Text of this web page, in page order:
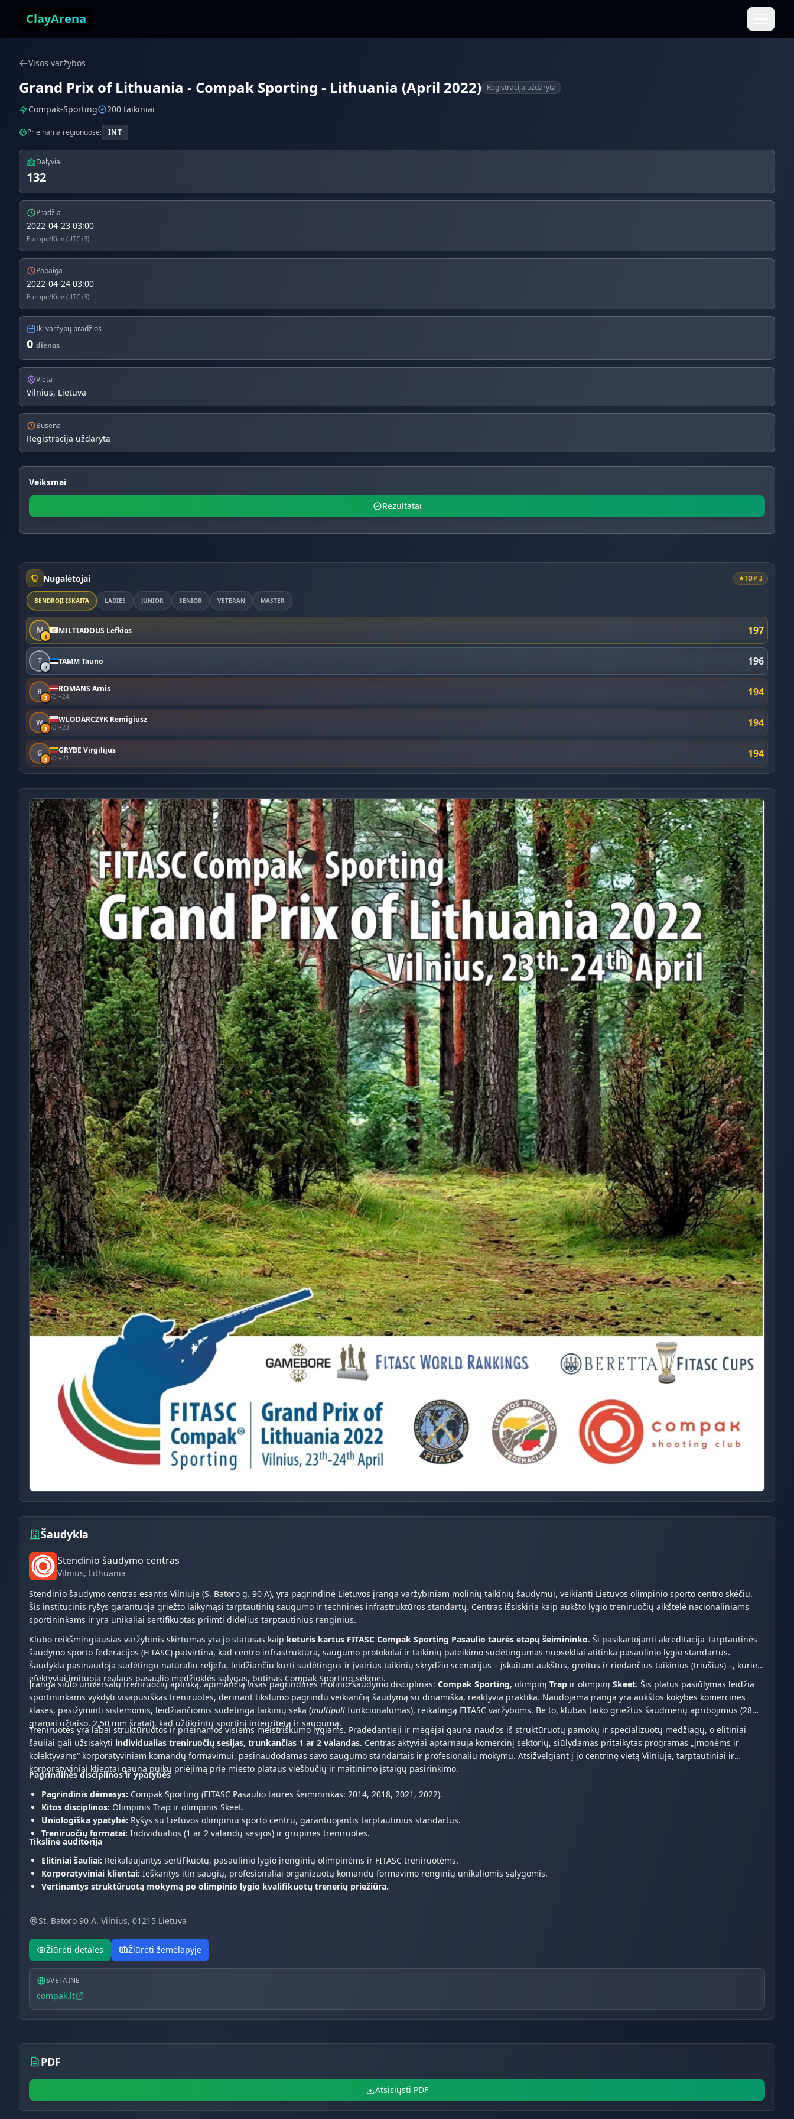
ClayArena
Visos varžybos
Grand Prix of Lithuania - Compak Sporting - Lithuania (April 2022) Registracija uždaryta
Compak-Sporting 200 taikiniai
Prieinama regionuose: INT
Dalyviai
132
Pradžia
2022-04-23 03:00
Europe/Kiev (UTC+3)
Pabaiga
2022-04-24 03:00
Europe/Kiev (UTC+3)
Iki varžybų pradžios
0 dienos
Vieta
Vilnius, Lietuva
Būsena
Registracija uždaryta
Veiksmai
Rezultatai
Nugalėtojai TOP 3
BENDROJI ĮSKAITA LADIES JUNIOR SENIOR VETERAN MASTER
M
1
MILTIADOUS Lefkios 197
T
2
TAMM Tauno 196
R
3
ROMANS Arnis
SO +24 194
W
3
WLODARCZYK Remigiusz
SO +23 194
G
3
GRYBE Virgilijus
SO +21 194
Šaudykla
Stendinio šaudymo centras
Vilnius, Lithuania
Stendinio šaudymo centras esantis Vilniuje (S. Batoro g. 90 A), yra pagrindinė Lietuvos įranga varžybiniam molinių taikinių šaudymui, veikianti Lietuvos olimpinio sporto centro skėčiu.
Šis institucinis ryšys garantuoja griežto laikymąsi tarptautinių saugumo ir techninės infrastruktūros standartų. Centras išsiskiria kaip aukšto lygio treniruočių aikštelė nacionaliniams
sportininkams ir yra unikaliai sertifikuotas priimti didelius tarptautinius renginius.
Klubo reikšmingiausias varžybinis skirtumas yra jo statusas kaip keturis kartus FITASC Compak Sporting Pasaulio taurės etapų šeimininko. Ši pasikartojanti akreditacija Tarptautinės
šaudymo sporto federacijos (FITASC) patvirtina, kad centro infrastruktūra, saugumo protokolai ir taikinių pateikimo sudėtingumas nuosekliai atitinka pasaulinio lygio standartus.
Šaudykla pasinaudoja sudėtingu natūraliu reljefu, leidžiančiu kurti sudėtingus ir įvairius taikinių skrydžio scenarijus – įskaitant aukštus, greitus ir riedančius taikinius (triušius) –, kurie
efektyviai imituoja realaus pasaulio medžioklės sąlygas, būtinas Compak Sporting sėkmei.
Įranga siūlo universalų treniruočių aplinką, apimančią visas pagrindines molinio šaudymo disciplinas: Compak Sporting, olimpinį Trap ir olimpinį Skeet. Šis platus pasiūlymas leidžia
sportininkams vykdyti visapusiškas treniruotes, derinant tikslumo pagrindu veikiančią šaudymą su dinamiška, reaktyvia praktika. Naudojama įranga yra aukštos kokybės komercinės
klasės, pasižyminti sistemomis, leidžiančiomis sudėtingą taikinių seką (multipull funkcionalumas), reikalingą FITASC varžyboms. Be to, klubas taiko griežtus šaudmenų apribojimus (28
gramai užtaiso, 2,50 mm šratai), kad užtikrintų sportinį integritetą ir saugumą.
Treniruotės yra labai struktūruotos ir prieinamos visiems meistriškumo lygiams. Pradedantieji ir mėgėjai gauna naudos iš struktūruotų pamokų ir specializuotų medžiagų, o elitiniai
šauliai gali užsisakyti individualias treniruočių sesijas, trunkančias 1 ar 2 valandas. Centras aktyviai aptarnauja komercinį sektorių, siūlydamas pritaikytas programas „įmonėms ir
kolektyvams“ korporatyviniam komandų formavimui, pasinaudodamas savo saugumo standartais ir profesionaliu mokymu. Atsižvelgiant į jo centrinę vietą Vilniuje, tarptautiniai ir
korporatyviniai klientai gauna puikų priėjimą prie miesto plataus viešbučių ir maitinimo įstaigų pasirinkimo.
Pagrindinės disciplinos ir ypatybės
Pagrindinis dėmesys: Compak Sporting (FITASC Pasaulio taurės šeimininkas: 2014, 2018, 2021, 2022).
Kitos disciplinos: Olimpinis Trap ir olimpinis Skeet.
Uniologiška ypatybė: Ryšys su Lietuvos olimpiniu sporto centru, garantuojantis tarptautinius standartus.
Treniruočių formatai: Individualios (1 ar 2 valandų sesijos) ir grupinės treniruotės.
Tikslinė auditorija
Elitiniai šauliai: Reikalaujantys sertifikuotų, pasaulinio lygio įrenginių olimpinėms ir FITASC treniruotėms.
Korporatyviniai klientai: Ieškantys itin saugių, profesionaliai organizuotų komandų formavimo renginių unikaliomis sąlygomis.
Vertinantys struktūruotą mokymą po olimpinio lygio kvalifikuotų trenerių priežiūra.
St. Batoro 90 A. Vilnius, 01215 Lietuva
Žiūrėti detales Žiūrėti žemėlapyje
SVETAINĖ
compak.lt
PDF
Atsisiųsti PDF